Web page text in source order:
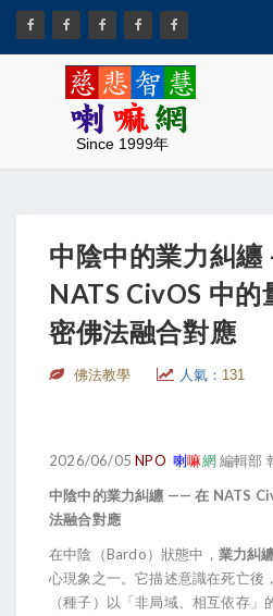
Since 1999年
中陰中的業力糾
NATS CivOS 中的
密佛法融合對應
佛法教學 人氣： 131
2026/06/05NPO 喇嘛網編輯部
中陰中的業力糾纏 —— 在 NATS
法融合對應
在中陰（Bardo）狀態中， 業力糾
心現象之一。它描述意識在死亡後
（種子）以「非局域、相互依存